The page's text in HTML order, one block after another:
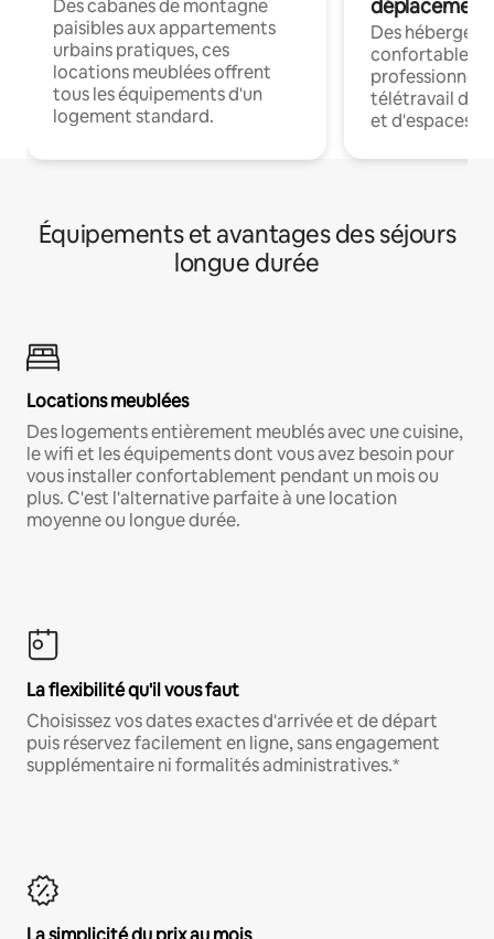
Des cabanes de montagne
paisibles aux appartements
urbains pratiques, ces
locations meublées offrent
tous les équipements d'un
logement standard.
déplacement
Des
confortables
professionnels
télétravail
et d'espaces
Équipements et avantages des séjours
longue durée
Locations meublées
Des logements entièrement meublés avec une cuisine,
le wifi et les équipements dont vous avez besoin pour
vous installer confortablement pendant un mois ou
plus. C'est l'alternative parfaite à une location
moyenne ou longue durée.
La flexibilité qu'il vous faut
Choisissez vos dates exactes d'arrivée et de départ
puis réservez facilement en ligne, sans engagement
supplémentaire ni formalités administratives.*